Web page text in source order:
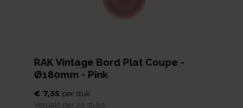
RAK Vintage Bord Plat Coupe -
Ø180mm - Pink
€ 7,35 per stuk
Verpakt per 24 stuks